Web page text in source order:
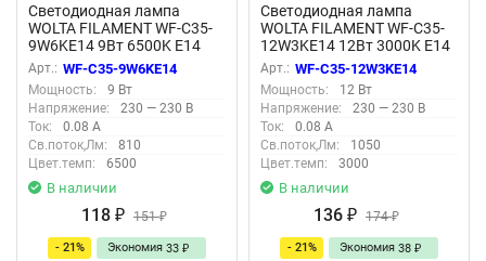
Светодиодная лампа
WOLTA FILAMENT WF-C35-
9W6KE14 9Вт 6500K Е14
Арт.: WF-C35-9W6KE14
Мощность:
9 Вт
Напряжение:
230 — 230 В
Ток:
0.08 А
Св.поток,Лм:
810
Цвет.темп:
6500
В наличии
118 ₽ 151₽
- 21% Экономия 33 ₽
Светодиодная лампа
WOLTA FILAMENT WF-C35-
12W3KE14 12Вт 3000K Е14
Арт.: WF-C35-12W3KE14
Мощность:
12 Вт
Напряжение:
230 — 230 В
Ток:
0.08 А
Св.поток,Лм:
1050
Цвет.темп:
3000
В наличии
136 ₽ 174₽
- 21% Экономия 38 ₽